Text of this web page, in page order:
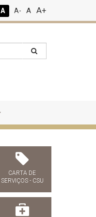
A A- A A+
CARTA DE
SERVIÇOS - CSU